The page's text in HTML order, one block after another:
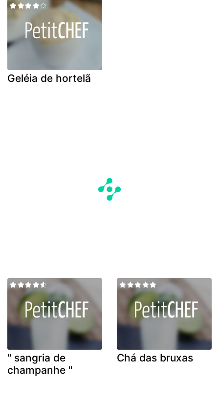
Geléia de hortelã
" sangria de
champanhe "
Chá das bruxas